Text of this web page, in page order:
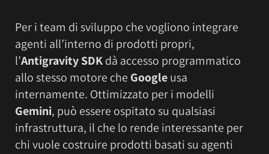
Per i team di sviluppo che vogliono integrare
agenti all’interno di prodotti propri,
l’Antigravity SDKdà accesso programmatico
allo stesso motore che Googleusa
internamente. Ottimizzato per i modelli
Gemini, può essere ospitato su qualsiasi
infrastruttura, il che lo rende interessante per
chi vuole costruire prodotti basati su agenti